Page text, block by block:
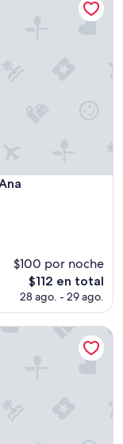
$100 por noche
El
precio
es
$112 en total
28 ago. - 29 ago.